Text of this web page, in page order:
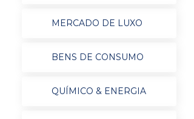
MERCADO DE LUXO
BENS DE CONSUMO
QUÍMICO & ENERGIA